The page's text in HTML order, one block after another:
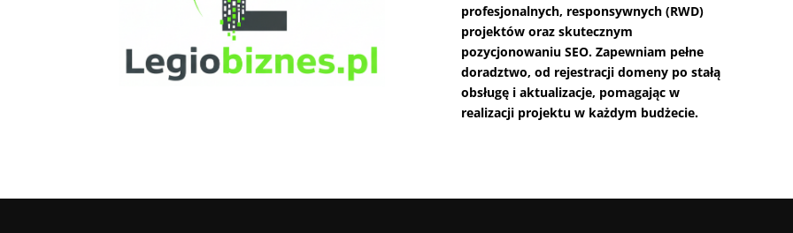
profesjonalnych, responsywnych (RWD)
projektów oraz skutecznym
pozycjonowaniu SEO. Zapewniam pełne
doradztwo, od rejestracji domeny po stałą
obsługę i aktualizacje, pomagając w
realizacji projektu w każdym budżecie.